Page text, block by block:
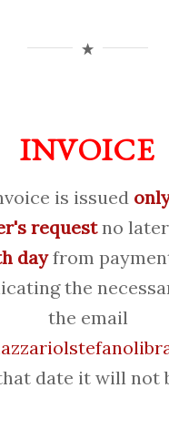
INVOICE
is issued
requestno
dayfrom
the
the email
date it will not